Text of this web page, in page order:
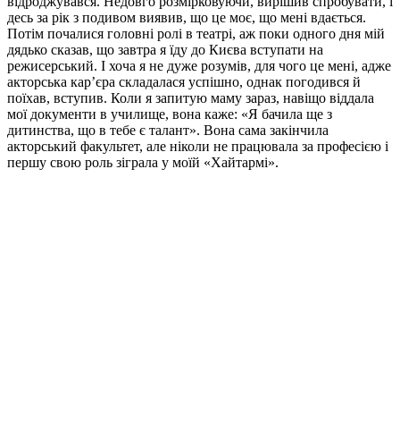
десь за рік з подивом виявив, що це моє, що мені вдається.
Потім почалися головні ролі в театрі, аж поки одного дня мій
дядько сказав, що завтра я їду до Києва вступати на
режисерський. І хоча я не дуже розумів, для чого це мені, адже
акторська кар’єра складалася успішно, однак погодився й
поїхав, вступив. Коли я запитую маму зараз, навіщо віддала
мої документи в училище, вона каже: «Я бачила ще з
дитинства, що в тебе є талант». Вона сама закінчила
акторський факультет, але ніколи не працювала за професією і
першу свою роль зіграла у моїй «Хайтармі».